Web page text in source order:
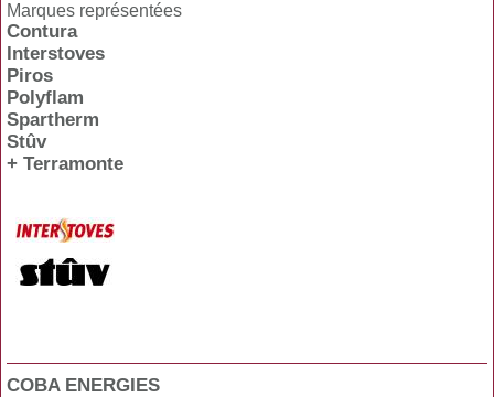
Marques représentées
Contura
Interstoves
Piros
Polyflam
Spartherm
Stûv
+ Terramonte
COBA ENERGIES